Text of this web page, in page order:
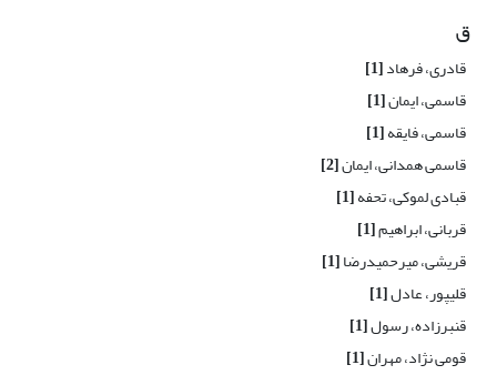
ق
قادری، فرهاد[1]
قاسمی، ایمان[1]
قاسمی، فایقه[1]
قاسمی همدانی، ایمان[2]
قبادی لموکی، تحفه[1]
قربانی، ابراهیم[1]
قریشی، میرحمیدرضا[1]
قلیپور، عادل[1]
قنبرزاده، رسول[1]
قومی نژاد، مهران[1]